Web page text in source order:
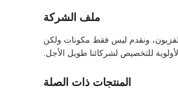
ملف الشركة
ونقدم ليس فقط مكونات ولكن
للتخصيص لشركائنا طويل الأجل.
المنتجات ذات الصلة